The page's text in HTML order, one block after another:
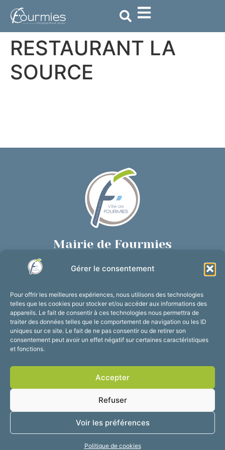
Gérer le consentement
Pour offrir les meilleures expériences, nous utilisons des technologies
telles que les cookies pour stocker et/ou accéder aux informations des
appareils. Le fait de consentir à ces technologies nous permettra de
traiter des données telles que le comportement de navigation ou les ID
uniques sur ce site. Le fait de ne pas consentir ou de retirer son
consentement peut avoir un effet négatif sur certaines caractéristiques
et fonctions.
Accepter
Refuser
Voir les préférences
Politique de cookies
principal
RESTAURANT LA
SOURCE
Mairie de Fourmies
03 27 59 69 79
Horaires d’ouverture
Du lundi au vendredi :
de 8h30 à 12h et de 13h30 à 17h30
Suivez-nous !
Accessibilité
Mentions légales
2025 © Propulsé par